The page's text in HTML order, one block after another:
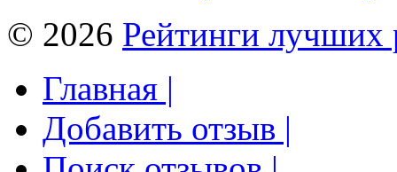
© 2026 Рейтинги лучших
Главная |
Добавить отзыв |